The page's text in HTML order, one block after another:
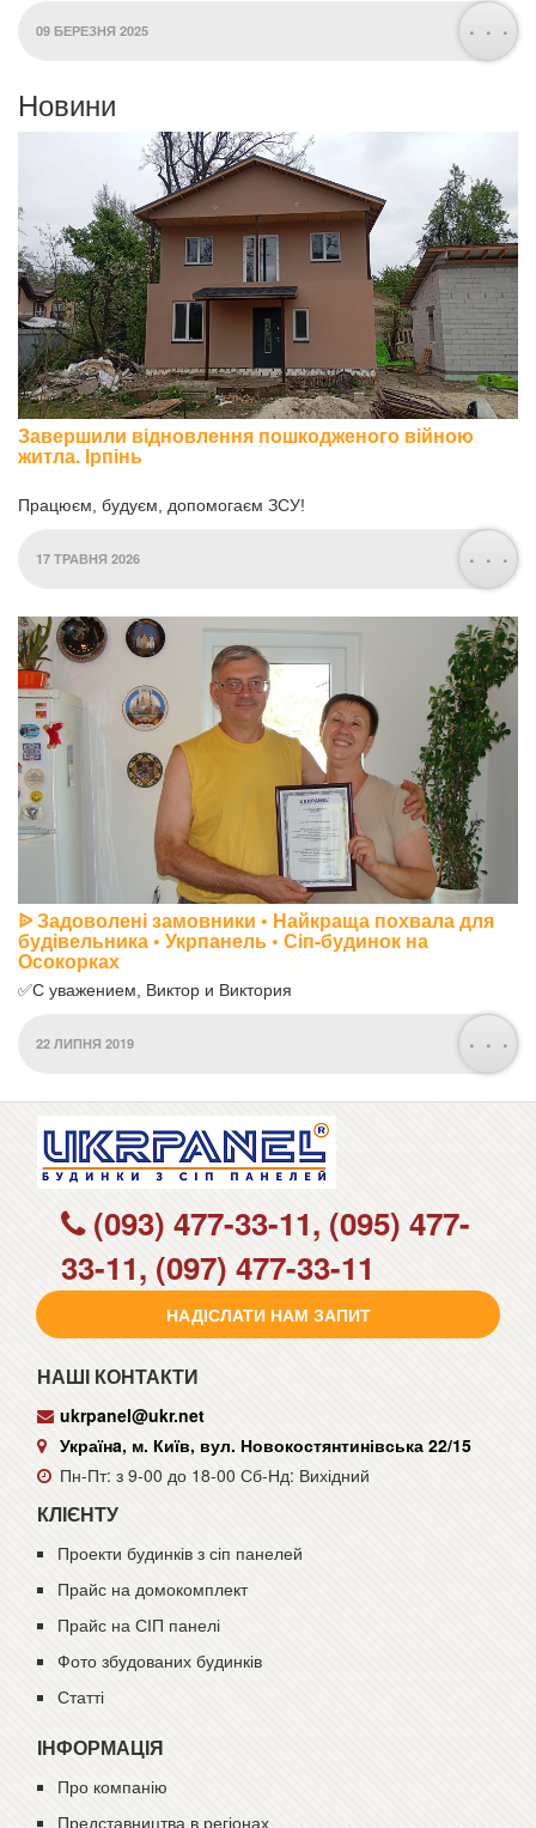
09 БЕРЕЗНЯ 2025
. . .
Новини
Завершили відновлення пошкодженого війною
житла. Ірпінь
Працюєм, будуєм, допомогаєм ЗСУ!
17 ТРАВНЯ 2026 . . .
ᐉ Задоволені замовники • Найкраща похвала для
будівельника • Укрпанель • Сіп-будинок на
Осокорках
✅С уважением, Виктор и Виктория
22 ЛИПНЯ 2019 . . .
(093) 477-33-11, (095) 477-
33-11, (097) 477-33-11
НАДІСЛАТИ НАМ ЗАПИТ
НАШІ КОНТАКТИ
ukrpanel@ukr.net
Українa, м. Київ, вул. Новокостянтинівська 22/15
Пн-Пт: з 9-00 до 18-00 Сб-Нд: Вихідний
КЛІЄНТУ
Проекти будинків з сіп панелей
Прайс на домокомплект
Прайс на СІП панелі
Фото збудованих будинків
Статті
ІНФОРМАЦІЯ
Про компанію
Представництва в регіонах